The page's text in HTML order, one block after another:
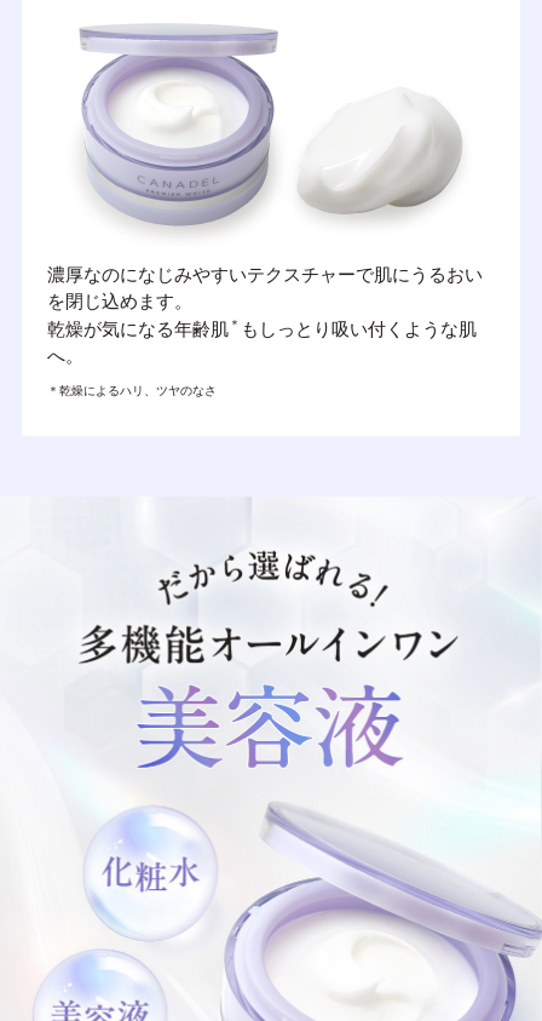
濃厚なのになじみやすいテクスチャーで肌にうるおい
を閉じ込めます。
乾燥が気になる年齢肌 ＊ もしっとり吸い付くような肌
へ。
＊乾燥によるハリ、ツヤのなさ